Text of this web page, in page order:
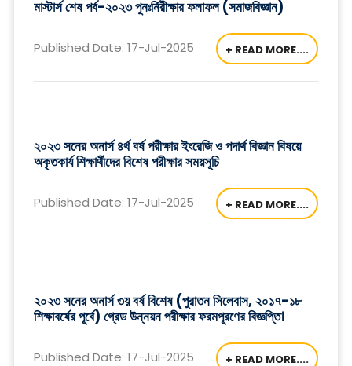
মাস্টার্স শেষ পর্ব-২০২৩ পুনঃর্নিরীক্ষার ফলাফল (সমাজবিজ্ঞান)
Published Date: 17-Jul-2025 + READ MORE....
২০২৩ সনের অনার্স ৪র্থ বর্ষ পরীক্ষার ইংরেজি ও পদার্থ বিজ্ঞান বিষয়ে
অকৃতকার্য শিক্ষার্থীদের বিশেষ পরীক্ষার সময়সূচি
Published Date: 17-Jul-2025 + READ MORE....
২০২৩ সনের অনার্স ৩য় বর্ষ বিশেষ (পুরাতন সিলেবাস, ২০১৭-১৮
শিক্ষাবর্ষের পূর্বে) গ্রেড উন্নয়ন পরীক্ষার ফরমপূরণের বিজ্ঞপ্তি।
Published Date: 17-Jul-2025 + READ MORE....